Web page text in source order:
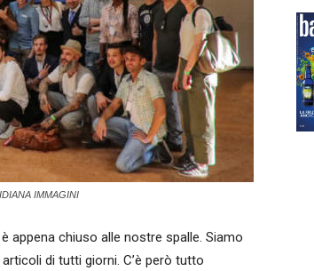
IMMAGINI
appena chiuso alle nostre spalle. Siamo
di tutti giorni. C’è però tutto